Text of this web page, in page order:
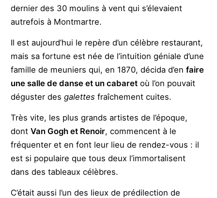
dernier des 30 moulins à vent qui s’élevaient
autrefois à Montmartre.
Il est aujourd’hui le repère d’un célèbre restaurant,
mais sa fortune est née de l’intuition géniale d’une
famille de meuniers qui, en 1870, décida d’enfaire
une salle de danse et un cabaret où l’on pouvait
déguster desgalettes fraîchement cuites.
Très vite, les plus grands artistes de l’époque,
dontVan Gogh et Renoir, commencent à le
fréquenter et en font leur lieu de rendez-vous : il
est si populaire que tous deux l’immortalisent
dans des tableaux célèbres.
C’était aussi l’un des lieux de prédilection de